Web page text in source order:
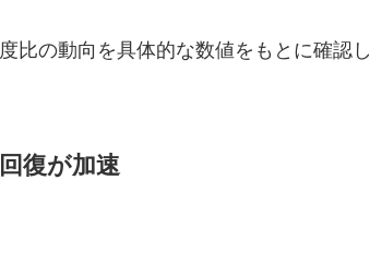
比の動向を具体的な数値をもとに確認し
復が加速